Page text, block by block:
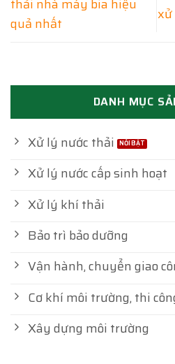
thải nhà máy bia hiệu
quả nhất
xử
DANH MỤC
Xử lý nước thải
Xử lý nước cấp sinh hoạt
Xử lý khí thải
Bảo trì bảo dưỡng
Vận hành, chuyển giao
Cơ khí môi trường, thi
Xây dựng môi trường